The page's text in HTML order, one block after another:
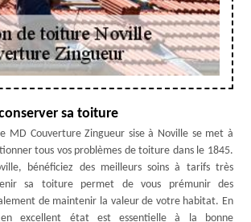
sa toiture
MD Couverture Zingueur sise à Noville se met à
tous vos problèmes de toiture dans le 1845.
bénéficiez des meilleurs soins à tarifs très
sa toiture permet de vous prémunir des
de maintenir la valeur de votre habitat. En
excellent état est essentielle à la bonne